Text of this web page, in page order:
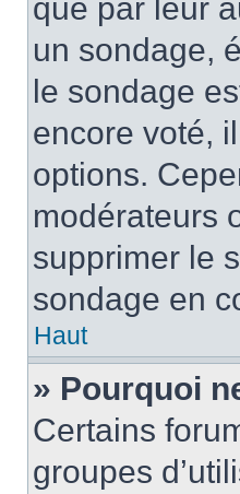
que par leur
un sondage,
le sondage
encore voté,
options.
modérateurs
supprimer le
sondage en
Haut
» Pourquoi
Certains
groupes